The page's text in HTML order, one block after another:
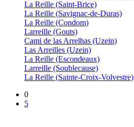
La Reille (Saint-Brice)
La Reille (Savignac-de-Duras)
La Reille (Condom)
Larreille (Gouts)
Cami de las Arrelhas (Uzein)
Las Arreilles (Uzein)
La Reille (Escondeaux)
Larreille (Soublecause)
La Reille (Sainte-Croix-Volvestre)
0
5